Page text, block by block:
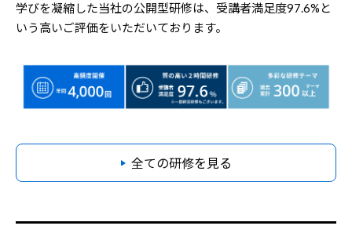
学びを凝縮した当社の公開型研修は、受講者満足度97.6%と
いう高いご評価をいただいております。
全ての研修を見る